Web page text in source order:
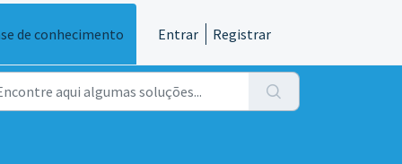
de conhecimento Entrar Registrar